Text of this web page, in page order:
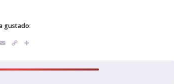
gustado:
LinkedIn
EmailCopy